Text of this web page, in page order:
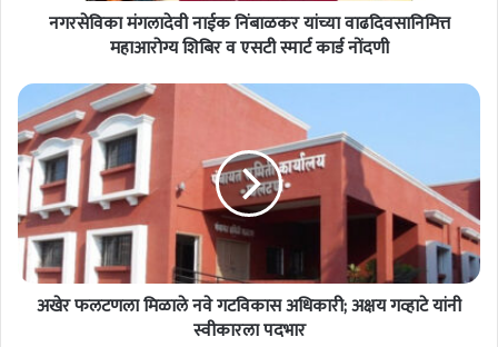
ई
क
निं
बा
ळ
क
र
यां
च्या
नगरसेविका मंगलादेवी नाईक निंबाळकर यांच्या वाढदिवसानिमित्त
महाआरोग्य शिबिर व एसटी स्मार्ट कार्ड नोंदणी
अ
खे
र
फ
ल
ट
ण
ला
मि
अखेर फलटणला मिळाले नवे गटविकास अधिकारी; अक्षय गव्हाटे यांनी
स्वीकारला पदभार